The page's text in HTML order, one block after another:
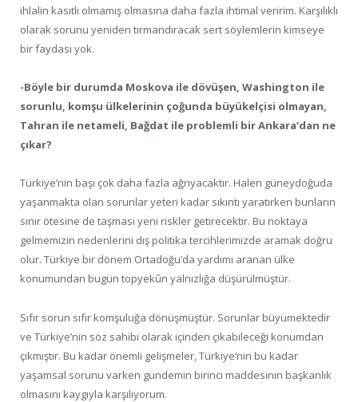
ihlalin kasıtlı olmamış olmasına daha fazla ihtimal veririm. Karşılıklı
olarak sorunu yeniden tırmandıracak sert söylemlerin kimseye
bir faydası yok.
-Böyle bir durumda Moskova ile dövüşen, Washington ile
sorunlu, komşu ülkelerinin çoğunda büyükelçisi olmayan,
Tahran ile netameli, Bağdat ile problemli bir Ankara’dan ne
çıkar?
Türkiye’nin başı çok daha fazla ağrıyacaktır. Halen güneydoğuda
yaşanmakta olan sorunlar yeteri kadar sıkıntı yaratırken bunların
sınır ötesine de taşması yeni riskler getirecektir. Bu noktaya
gelmemizin nedenlerini dış politika tercihlerimizde aramak doğru
olur. Türkiye bir dönem Ortadoğu’da yardımı aranan ülke
konumundan bugün topyekûn yalnızlığa düşürülmüştür.
Sıfır sorun sıfır komşuluğa dönüşmüştür. Sorunlar büyümektedir
ve Türkiye’nin söz sahibi olarak içinden çıkabileceği konumdan
çıkmıştır. Bu kadar önemli gelişmeler, Türkiye’nin bu kadar
yaşamsal sorunu varken gündemin birinci maddesinin başkanlık
olmasını kaygıyla karşılıyorum.